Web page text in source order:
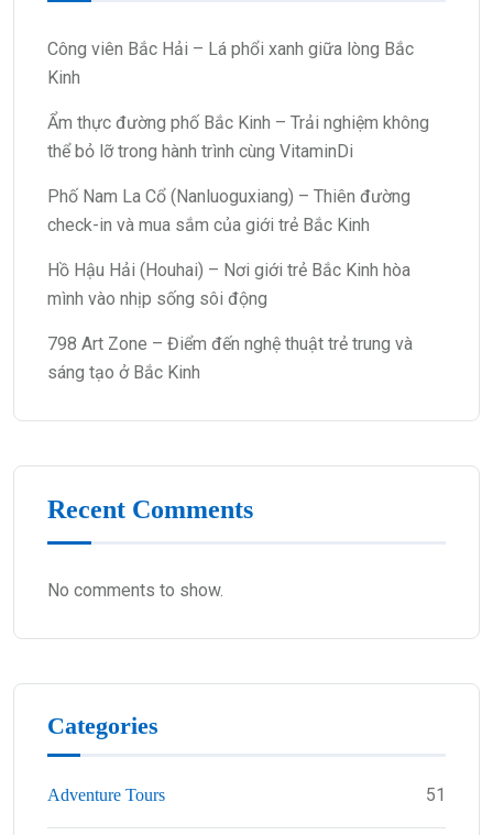
Công viên Bắc Hải – Lá phổi xanh giữa lòng Bắc
Kinh
Ẩm thực đường phố Bắc Kinh – Trải nghiệm không
thể bỏ lỡ trong hành trình cùng VitaminDi
Phố Nam La Cổ (Nanluoguxiang) – Thiên đường
check-in và mua sắm của giới trẻ Bắc Kinh
Hồ Hậu Hải (Houhai) – Nơi giới trẻ Bắc Kinh hòa
mình vào nhịp sống sôi động
798 Art Zone – Điểm đến nghệ thuật trẻ trung và
sáng tạo ở Bắc Kinh
Recent Comments
No comments to show.
Categories
Adventure Tours 51